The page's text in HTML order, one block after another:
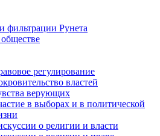
фильтрации Рунета
регулирование
властей
верующих
в выборах и в политической
о религии и власти